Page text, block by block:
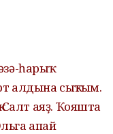
һарыҡ
алдына сыҡтым.
Салт аяҙ. Ҡояшта
апай